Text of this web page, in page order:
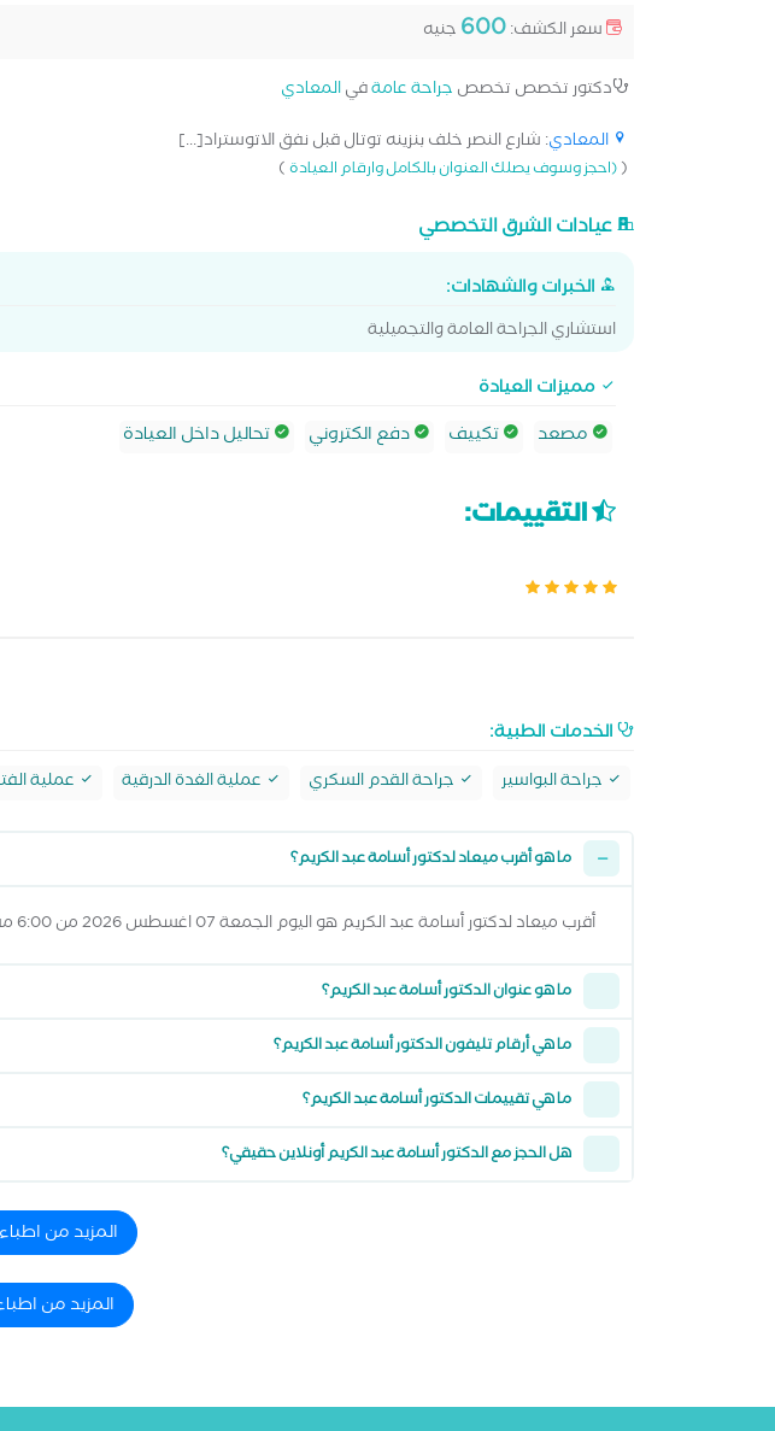
سعر الكشف:600 جنيه
دكتور تخصص تخصص جراحة عامةفيالمعادي
المعادي: شارع النصر خلف بنزينه توتال قبل نفق الاتوستراد[...]
((احجز وسوف يصلك العنوان بالكامل وارقام العيادة)
عيادات الشرق التخصصي
الخبرات والشهادات:
استشاري الجراحة العامة والتجميلية
مميزات العيادة
مصعد
تكييف دفع الكتروني تحاليل داخل العيادة
التقييمات:
الخدمات الطبية:
جراحة البواسير جراحة القدم السكري عملية الغدة الدرقية عملية
ما هو أقرب ميعاد لدكتور أسامة عبد الكريم؟
أقرب ميعاد لدكتور أسامة عبد الكريم هو اليوم الجمعة 07 اغسطس 2026 من 6:00 مساءً وتقدر تشوف كل المواعيد المتاحة من خلال عرض المواعيد أعلاه
ما هو عنوان الدكتور أسامة عبد الكريم؟
ما هي أرقام تليفون الدكتور أسامة عبد الكريم؟
ما هي تقييمات الدكتور أسامة عبد الكريم؟
هل الحجز مع الدكتور أسامة عبد الكريم أونلاين حقيقي؟
المزيد من
المزيد من